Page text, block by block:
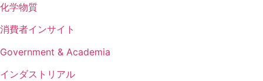
化学物質
消費者インサイト
Government & Academia
インダストリアル